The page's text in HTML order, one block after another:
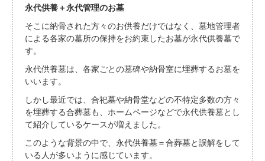
永代供養＋永代管理のお墓
そこに納骨された方々のお供養だけではなく、墓地管理者
による各家の墓所の保持をお約束したお墓が永代供養墓で
す。
永代供養墓は、各家ごとの墓碑や納骨室に埋葬するお墓を
いいます。
しかし最近では、合祀墓や納骨堂などの不特定多数の方々
を埋葬する合葬墓も、ホームページなどで永代供養墓とし
て紹介しているケースが増えました。
このような背景の中で、永代供養墓＝合葬墓と誤解をして
いる人が多いように感じています。